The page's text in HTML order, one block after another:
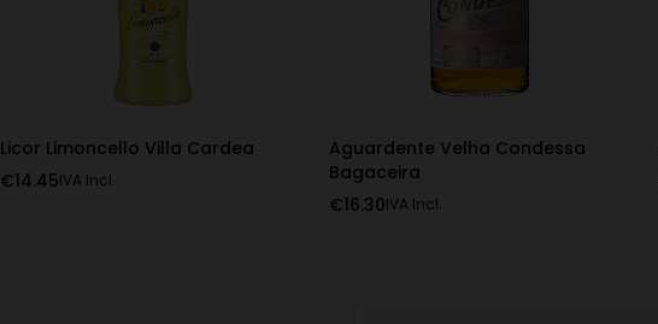
Licor Limoncello Villa Cardea
€14.45IVA Incl.
Aguardente Velha Condessa
Bagaceira
€16.30IVA Incl.